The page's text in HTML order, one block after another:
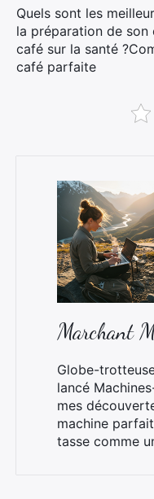
Quels sont les
la préparation de son
café sur la santé
café parfaite
Marchant
Globe-
lancé
mes
machine
tasse comme